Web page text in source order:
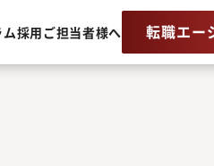
採用ご担当者様へ 転職エー